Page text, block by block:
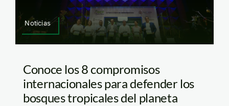
Noticias
Conoce los 8 compromisos
internacionales para defender los
bosques tropicales del planeta